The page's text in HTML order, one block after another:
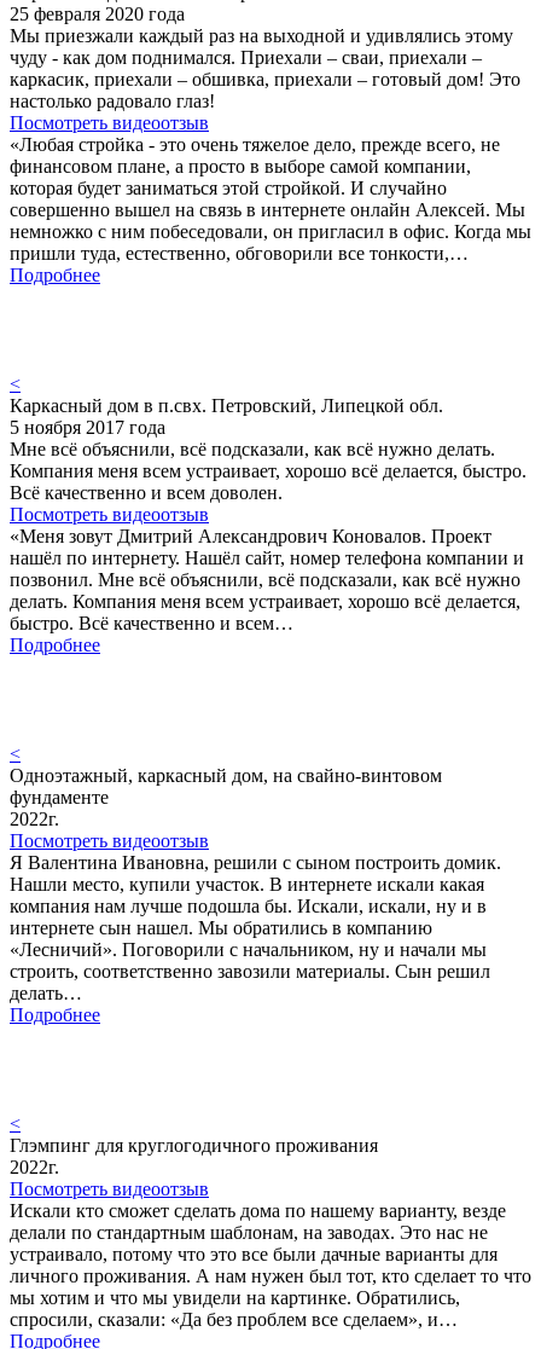
25 февраля 2020 года
Мы приезжали каждый раз на выходной и удивлялись этому
чуду - как дом поднимался. Приехали – сваи, приехали –
каркасик, приехали – обшивка, приехали – готовый дом! Это
настолько радовало глаз!
Посмотреть видеоотзыв
«Любая стройка - это очень тяжелое дело, прежде всего, не
финансовом плане, а просто в выборе самой компании,
которая будет заниматься этой стройкой. И случайно
совершенно вышел на связь в интернете онлайн Алексей. Мы
немножко с ним побеседовали, он пригласил в офис. Когда мы
пришли туда, естественно, обговорили все тонкости,…
Подробнее
<
Каркасный дом в п.свх. Петровский, Липецкой обл.
5 ноября 2017 года
Мне всё объяснили, всё подсказали, как всё нужно делать.
Компания меня всем устраивает, хорошо всё делается, быстро.
Всё качественно и всем доволен.
Посмотреть видеоотзыв
«Меня зовут Дмитрий Александрович Коновалов. Проект
нашёл по интернету. Нашёл сайт, номер телефона компании и
позвонил. Мне всё объяснили, всё подсказали, как всё нужно
делать. Компания меня всем устраивает, хорошо всё делается,
быстро. Всё качественно и всем…
Подробнее
<
Одноэтажный, каркасный дом, на свайно-винтовом
фундаменте
2022г.
Посмотреть видеоотзыв
Я Валентина Ивановна, решили с сыном построить домик.
Нашли место, купили участок. В интернете искали какая
компания нам лучше подошла бы. Искали, искали, ну и в
интернете сын нашел. Мы обратились в компанию
«Лесничий». Поговорили с начальником, ну и начали мы
строить, соответственно завозили материалы. Сын решил
делать…
Подробнее
<
Глэмпинг для круглогодичного проживания
2022г.
Посмотреть видеоотзыв
Искали кто сможет сделать дома по нашему варианту, везде
делали по стандартным шаблонам, на заводах. Это нас не
устраивало, потому что это все были дачные варианты для
личного проживания. А нам нужен был тот, кто сделает то что
мы хотим и что мы увидели на картинке. Обратились,
спросили, сказали: «Да без проблем все сделаем», и…
Подробнее